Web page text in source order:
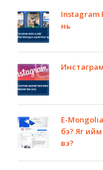
Instagram
нь
E-
бэ? Яг
вэ?